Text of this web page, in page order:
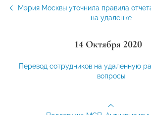
Мэрия Москвы уточнила правила
на удаленке
14 Октября 2020
Перевод сотрудников на удаленную
вопросы